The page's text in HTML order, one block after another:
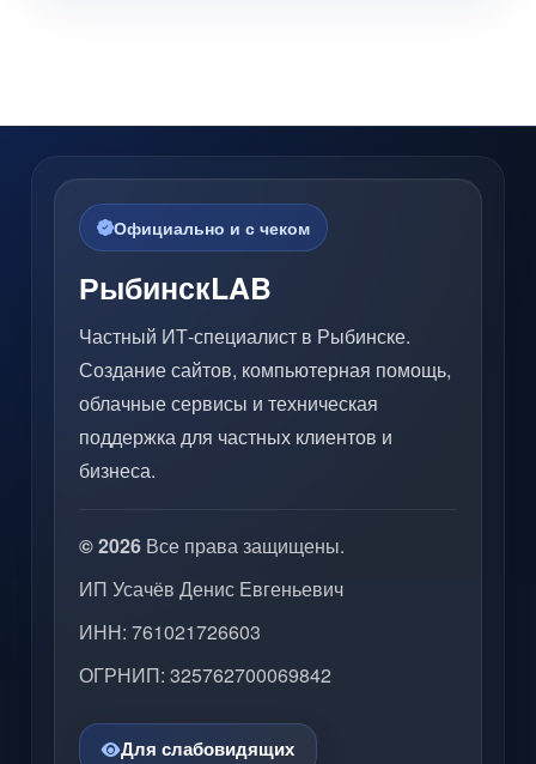
Официально и с чеком
РыбинскLAB
Частный ИТ-специалист в Рыбинске.
Создание сайтов, компьютерная помощь,
облачные сервисы и техническая
поддержка для частных клиентов и
бизнеса.
© 2026 Все права защищены.
ИП Усачёв Денис Евгеньевич
ИНН: 761021726603
ОГРНИП: 325762700069842
Для слабовидящих